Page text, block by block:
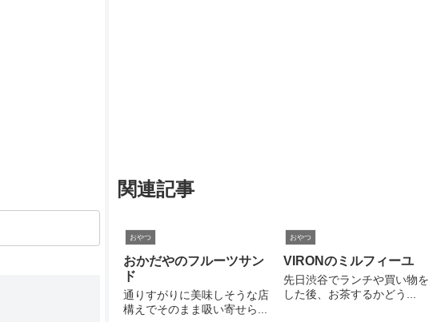
関連記事
おやつ
おかだやのフルーツサン
ド
通りすがりに美味しそうな店
構えでそのまま吸い寄せら...
おやつ
VIRONのミルフィーユ
先日渋谷でランチや買い物を
した後、お茶するかどう...